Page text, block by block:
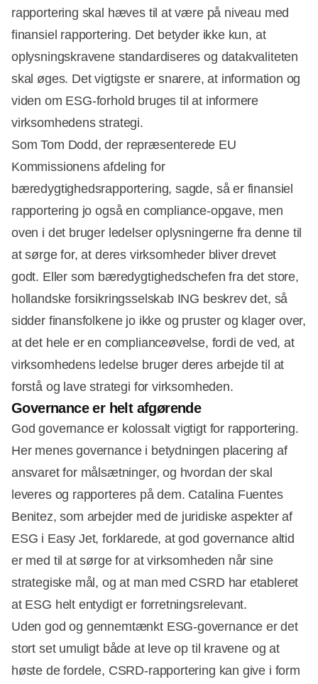
rapportering skal hæves til at være på niveau med
finansiel rapportering. Det betyder ikke kun, at
oplysningskravene standardiseres og datakvaliteten
skal øges. Det vigtigste er snarere, at information og
viden om ESG-forhold bruges til at informere
virksomhedens strategi.
Som Tom Dodd, der repræsenterede EU
Kommissionens afdeling for
bæredygtighedsrapportering, sagde, så er finansiel
rapportering jo også en compliance-opgave, men
oven i det bruger ledelser oplysningerne fra denne til
at sørge for, at deres virksomheder bliver drevet
godt. Eller som bæredygtighedschefen fra det store,
hollandske forsikringsselskab ING beskrev det, så
sidder finansfolkene jo ikke og pruster og klager over,
at det hele er en complianceøvelse, fordi de ved, at
virksomhedens ledelse bruger deres arbejde til at
forstå og lave strategi for virksomheden.
Governance er helt afgørende
God governance er kolossalt vigtigt for rapportering.
Her menes governance i betydningen placering af
ansvaret for målsætninger, og hvordan der skal
leveres og rapporteres på dem. Catalina Fuentes
Benitez, som arbejder med de juridiske aspekter af
ESG i Easy Jet, forklarede, at god governance altid
er med til at sørge for at virksomheden når sine
strategiske mål, og at man med CSRD har etableret
at ESG helt entydigt er forretningsrelevant.
Uden god og gennemtænkt ESG-governance er det
stort set umuligt både at leve op til kravene og at
høste de fordele, CSRD-rapportering kan give i form